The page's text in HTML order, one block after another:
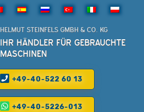
HELMUT STEINFELS GMBH & CO. KG
IHR HÄNDLER FÜR GEBRAUCHTE
MASCHINEN
+49-40-522 60 13
+49-40-5226-013